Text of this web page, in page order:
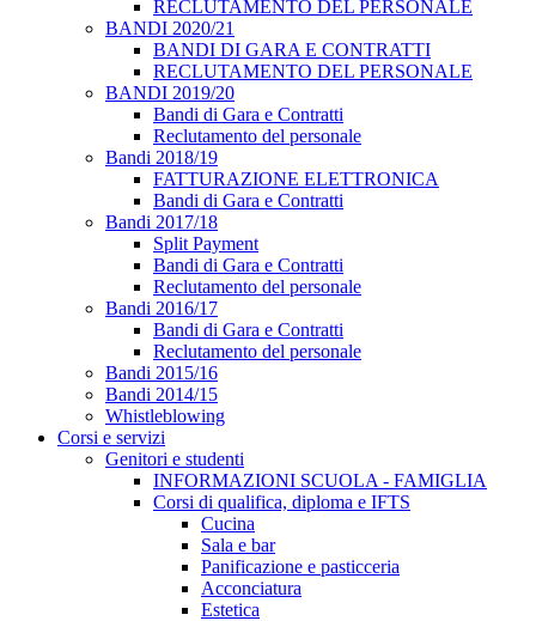
RECLUTAMENTO DEL PERSONALE
BANDI 2020/21
BANDI DI GARA E CONTRATTI
RECLUTAMENTO DEL PERSONALE
BANDI 2019/20
Bandi di Gara e Contratti
Reclutamento del personale
Bandi 2018/19
FATTURAZIONE ELETTRONICA
Bandi di Gara e Contratti
Bandi 2017/18
Split Payment
Bandi di Gara e Contratti
Reclutamento del personale
Bandi 2016/17
Bandi di Gara e Contratti
Reclutamento del personale
Bandi 2015/16
Bandi 2014/15
Whistleblowing
Corsi e servizi
Genitori e studenti
INFORMAZIONI SCUOLA - FAMIGLIA
Corsi di qualifica, diploma e IFTS
Cucina
Sala e bar
Panificazione e pasticceria
Acconciatura
Estetica